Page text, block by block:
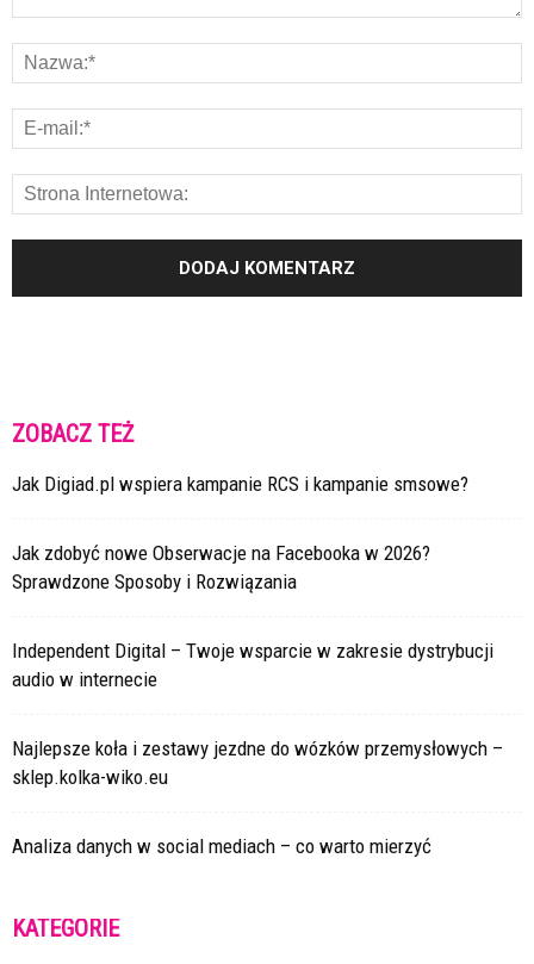
ZOBACZ TEŻ
Jak Digiad.pl wspiera kampanie RCS i kampanie smsowe?
Jak zdobyć nowe Obserwacje na Facebooka w 2026?
Sprawdzone Sposoby i Rozwiązania
Independent Digital – Twoje wsparcie w zakresie dystrybucji
audio w internecie
Najlepsze koła i zestawy jezdne do wózków przemysłowych –
sklep.kolka-wiko.eu
Analiza danych w social mediach – co warto mierzyć
KATEGORIE